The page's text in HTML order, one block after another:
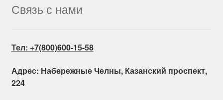
Связь с нами
Тел: +7(800)600-15-58
Адрес: Набережные Челны, Казанский проспект,
224